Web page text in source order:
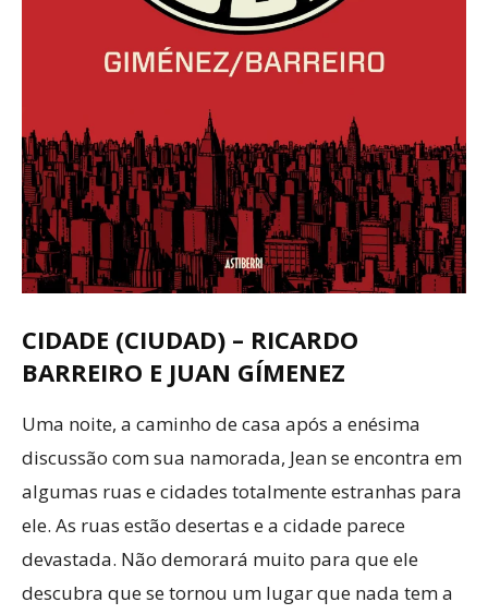
CIDADE (CIUDAD) – RICARDO
BARREIRO E JUAN GÍMENEZ
Uma noite, a caminho de casa após a enésima
discussão com sua namorada, Jean se encontra em
algumas ruas e cidades totalmente estranhas para
ele. As ruas estão desertas e a cidade parece
devastada. Não demorará muito para que ele
descubra que se tornou um lugar que nada tem a